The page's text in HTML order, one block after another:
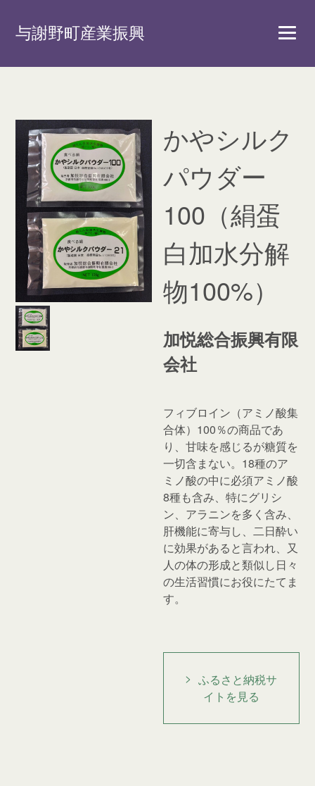
与謝野町産業振興
かやシルク
パウダー
100（絹蛋
白加水分解
物100%）
加悦総合振興有限
会社
フィブロイン（アミノ酸集
合体）100％の商品であ
り、甘味を感じるが糖質を
一切含まない。18種のア
ミノ酸の中に必須アミノ酸
8種も含み、特にグリシ
ン、アラニンを多く含み、
肝機能に寄与し、二日酔い
に効果があると言われ、又
人の体の形成と類似し日々
の生活習慣にお役にたてま
す。
ふるさと納税サ
イトを見る